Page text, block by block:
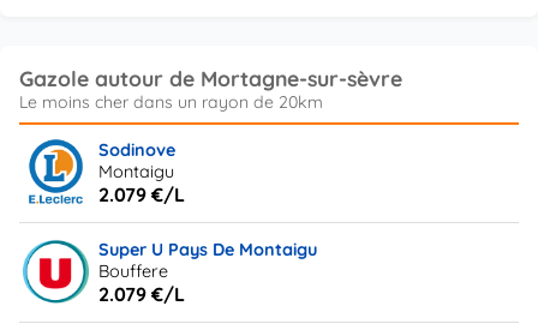
Gazole autour de Mortagne-sur-sèvre
Sodinove
Montaigu
2.079 €/L
Super U Pays De Montaigu
Bouffere
2.079 €/L